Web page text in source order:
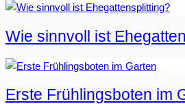
Wie sinnvoll ist
Erste Frühlingsboten im